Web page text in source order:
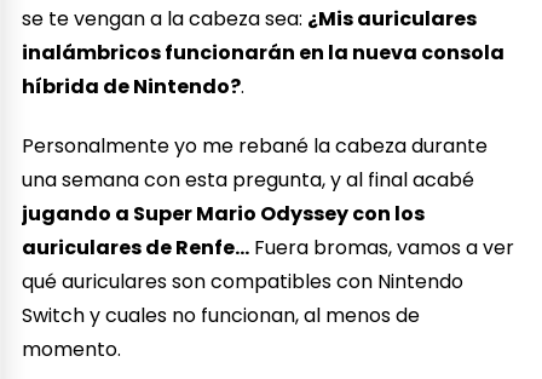
se te vengan a la cabeza sea: ¿Mis auriculares
inalámbricos funcionarán en la nueva consola
híbrida de Nintendo?.
Personalmente yo me rebané la cabeza durante
una semana con esta pregunta, y al final acabé
jugando a Super Mario Odyssey con los
auriculares de Renfe… Fuera bromas, vamos a ver
qué auriculares son compatibles con Nintendo
Switch y cuales no funcionan, al menos de
momento.